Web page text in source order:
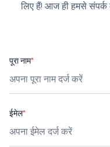
लिए हैं! आज ही हमसे संपर्क
पूरा नाम*
ईमेल*